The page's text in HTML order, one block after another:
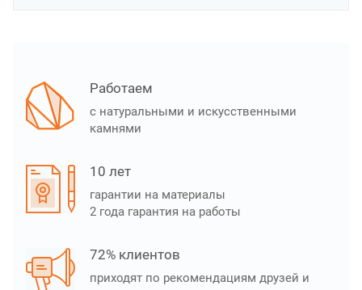
Работаем
с натуральными и искусственными
камнями
10 лет
гарантии на материалы
2 года гарантия на работы
72% клиентов
приходят по рекомендациям друзей и